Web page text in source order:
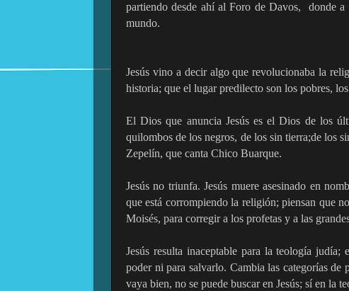
partiendo desde ahí al Foro de Davos,
donde a
mundo.
Jesús vino a decir algo que revolucionaba la
historia; que el lugar predilecto son los pobres,
El Dios que anuncia Jesús es el Dios de los
quilombos de los negros, de los sin tierra;de los
Zepelín, que canta Chico Buarque.
Jesús no triunfa. Jesús muere asesinado en
que está corrompiendo la religión; piensan que
Moisés, para corregir a los profetas y a las
Jesús resulta inaceptable para la teología
poder ni para salvarlo. Cambia las categorías de
vaya bien, no se puede buscar en Jesús; sí en la